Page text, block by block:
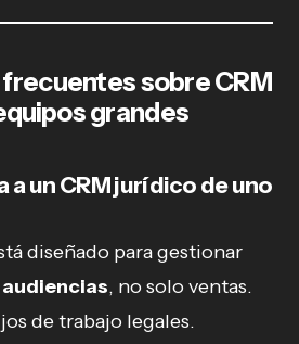
sobre CRM
grandes
a un CRM jurídico de uno
diseñado para gestionar
, no solo ventas.
de trabajo legales.